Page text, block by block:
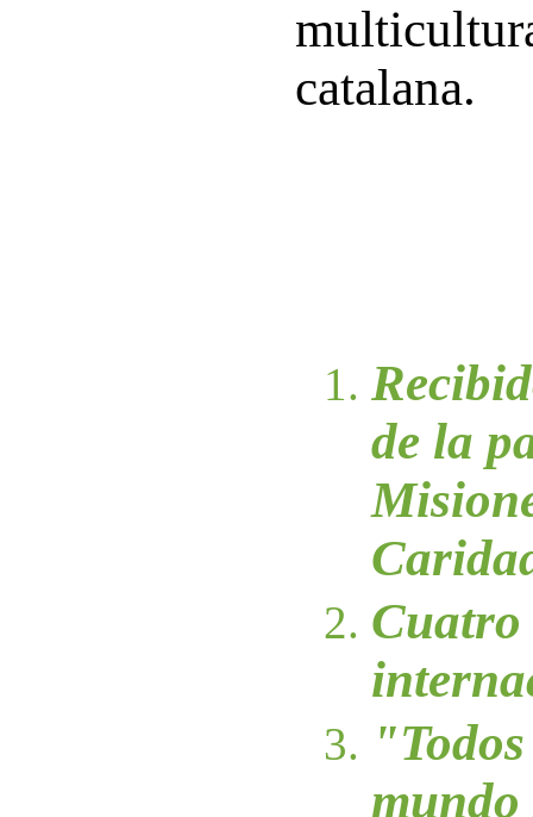
catalana.
de la
Cuatro